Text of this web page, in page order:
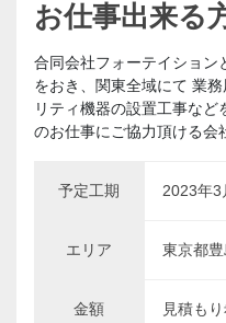
お仕事出来る
合同会社フォーテイション
をおき、関東全域にて 業
リティ機器の設置工事な
のお仕事にご協力頂ける会
予定工期 2023年3
エリア 東京都
金額 見積も